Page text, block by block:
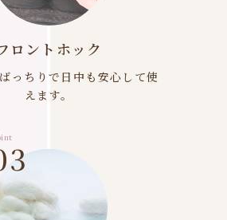
ロントホック
っちりで日中も安心して使
えます。